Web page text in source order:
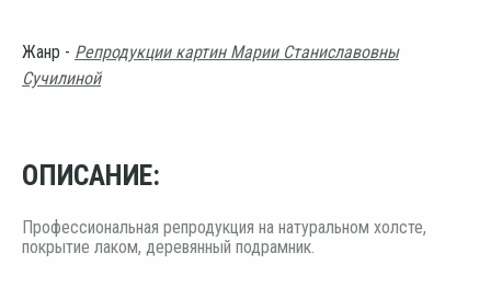
Жанр - Репродукции картин Марии Станиславовны
Сучилиной
ОПИСАНИЕ:
Профессиональная репродукция на натуральном холсте,
покрытие лаком, деревянный подрамник.